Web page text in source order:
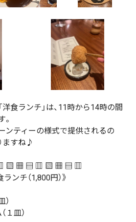
食ランチ」は、11時から14時の間
ンティーの様式で提供されるの
ますね♪
▧ ▦ ▤ ▥ ▧ ▦ ▤ ▥
ンチ（1,800円）》
）
１皿）